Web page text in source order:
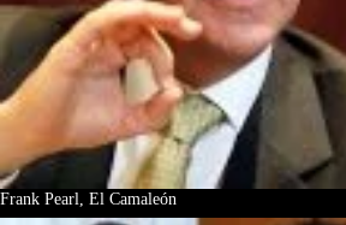
Frank Pearl, El Camaleón